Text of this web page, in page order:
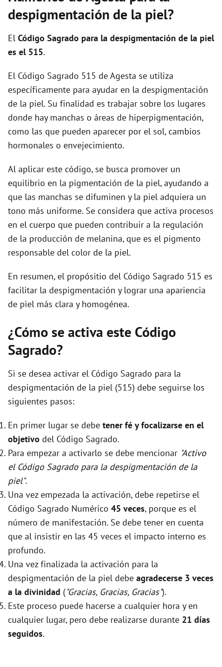
i
d
o
despigmentación de la piel?
El Código Sagrado para la despigmentación de la piel
es el 515.
El Código Sagrado 515 de Agesta se utiliza
específicamente para ayudar en la despigmentación
de la piel. Su finalidad es trabajar sobre los lugares
donde hay manchas o áreas de hiperpigmentación,
como las que pueden aparecer por el sol, cambios
hormonales o envejecimiento.
Al aplicar este código, se busca promover un
equilibrio en la pigmentación de la piel, ayudando a
que las manchas se difuminen y la piel adquiera un
tono más uniforme. Se considera que activa procesos
en el cuerpo que pueden contribuir a la regulación
de la producción de melanina, que es el pigmento
responsable del color de la piel.
En resumen, el propósitio del Código Sagrado 515 es
facilitar la despigmentación y lograr una apariencia
de piel más clara y homogénea.
¿Cómo se activa este Código
Sagrado?
Si se desea activar el Código Sagrado para la
despigmentación de la piel (515) debe seguirse los
siguientes pasos:
En primer lugar se debe tener fé y focalizarse en el
objetivo del Código Sagrado.
Para empezar a activarlo se debe mencionar "Activo
el Código Sagrado para la despigmentación de la
piel".
Una vez empezada la activación, debe repetirse el
Código Sagrado Numérico 45 veces, porque es el
número de manifestación. Se debe tener en cuenta
que al insistir en las 45 veces el impacto interno es
profundo.
Una vez finalizada la activación para la
despigmentación de la piel debe agradecerse 3 veces
a la divinidad ("Gracias, Gracias, Gracias").
Este proceso puede hacerse a cualquier hora y en
cualquier lugar, pero debe realizarse durante 21 días
seguidos.